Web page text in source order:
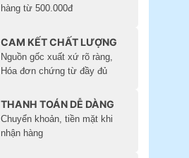
hàng từ 500.000đ
CAM KẾT CHẤT LƯỢNG
Nguồn gốc xuất xứ rõ ràng,
Hóa đơn chứng từ đầy đủ
THANH TOÁN DỄ DÀNG
Chuyển khoản, tiền mặt khi
nhận hàng